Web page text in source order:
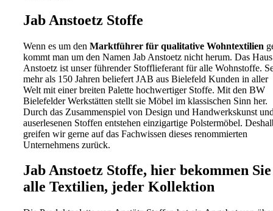
Jab Anstoetz Stoffe
Wenn es um den Marktführer für qualitative Wohntextilien
kommt man um den Namen Jab Anstoetz nicht herum. Das Haus
Anstoetz ist unser führender Stofflieferant für alle Wohnstoffe.
mehr als 150 Jahren beliefert JAB aus Bielefeld Kunden in aller
Welt mit einer breiten Palette hochwertiger Stoffe. Mit den BW
Bielefelder Werkstätten stellt sie Möbel im klassischen Sinn her.
Durch das Zusammenspiel von Design und Handwerkskunst
auserlesenen Stoffen entstehen einzigartige Polstermöbel.
greifen wir gerne auf das Fachwissen dieses renommierten
Unternehmens zurück.
Jab Anstoetz Stoffe, hier bekommen Sie
alle Textilien, jeder Kollektion